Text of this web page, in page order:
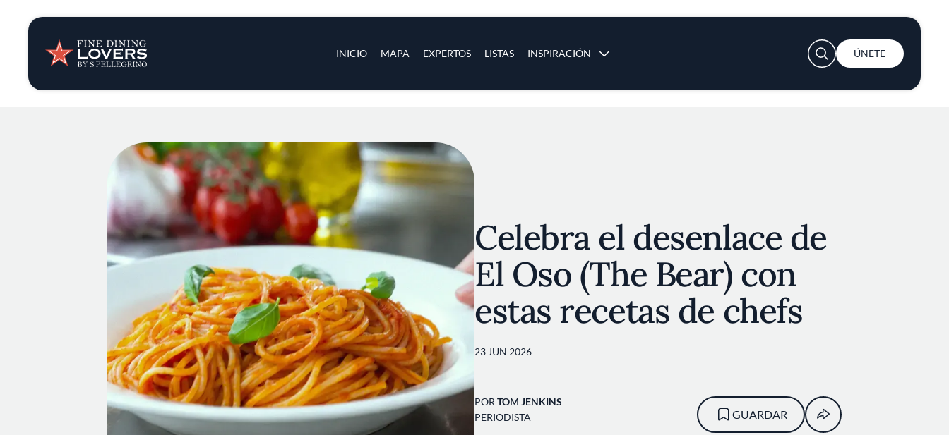
INICIO MAPA EXPERTOS LISTAS INSPIRACIÓN
Opinión y noticias
Recetas
Consejos y trucos
Series
User account menu
ÚNETE
Celebra el desenlace de
El Oso (The Bear) con
estas recetas de chefs
23 JUN 2026
POR TOM JENKINS
PERIODISTA
GUARDAR